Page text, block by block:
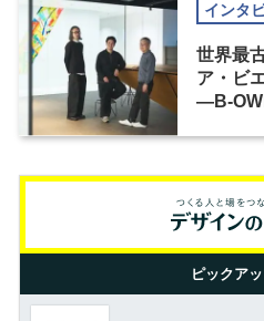
インタ
世界最
ア・ビ
―B-
ピックア